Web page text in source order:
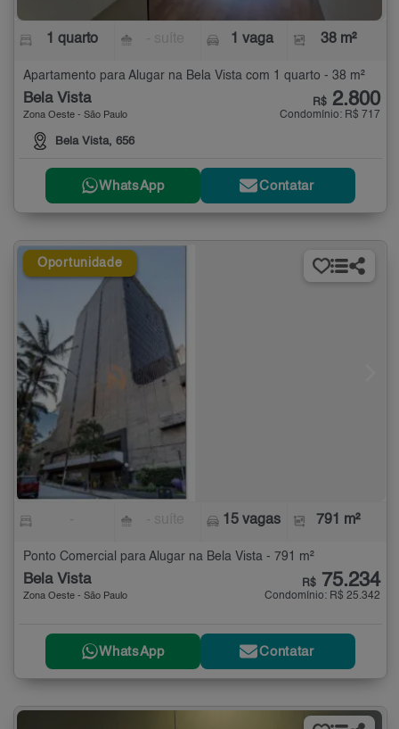
1 quarto 1 vaga 38 m²
Apartamento para Alugar na Bela Vista com 1 quarto - 38 m²
Bela Vista
Zona Oeste - São Paulo
Bela Vista, 656
R$ 2.800
Condomínio: R$ 717
WhatsApp Contatar
Oportunidade
15 vagas 791 m²
Ponto Comercial para Alugar na Bela Vista - 791 m²
Bela Vista
Zona Oeste - São Paulo
R$ 75.234
Condomínio: R$ 25.342
WhatsApp Contatar